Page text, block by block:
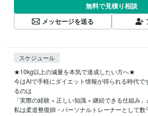
無料で見積り相談
メッセージを送る
スケジュール
★10kg以上の減量を本気で達成したい方へ★
今はAIで手軽にダイエット情報が得られる時代で
るのは
「実際の経験 × 正しい知識 × 継続できる仕組み」
私は柔道整復師・パーソナルトレーナーとして数